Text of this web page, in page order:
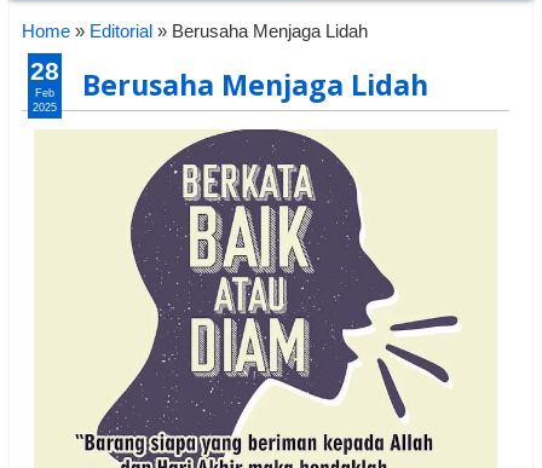
Home » Editorial » Berusaha Menjaga Lidah
Berusaha Menjaga Lidah
28
Feb
2025